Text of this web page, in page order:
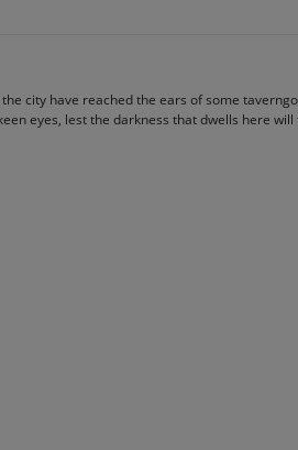
city have reached the ears of some
eyes, lest the darkness that dwells here will